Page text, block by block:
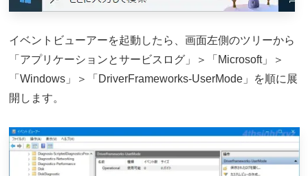
イベントビューアーを起動したら、画面左側のツリーから
「アプリケーションとサービスログ」＞「Microsoft」＞
「Windows」＞「DriverFrameworks-UserMode」を順に展
開します。